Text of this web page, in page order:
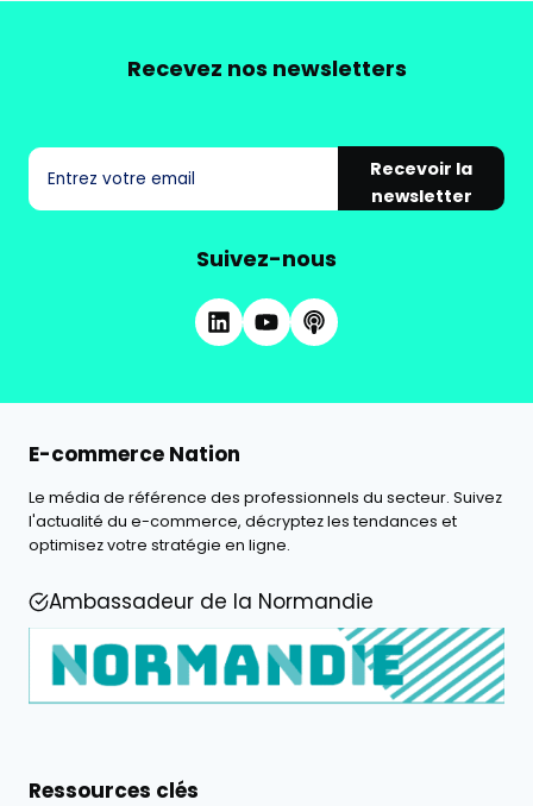
Recevez nos newsletters
Recevoir la
newsletter
Suivez-nous
E-commerce Nation
Le média de référence des professionnels du secteur. Suivez
l'actualité du e-commerce, décryptez les tendances et
optimisez votre stratégie en ligne.
Ambassadeur de la Normandie
Ressources clés